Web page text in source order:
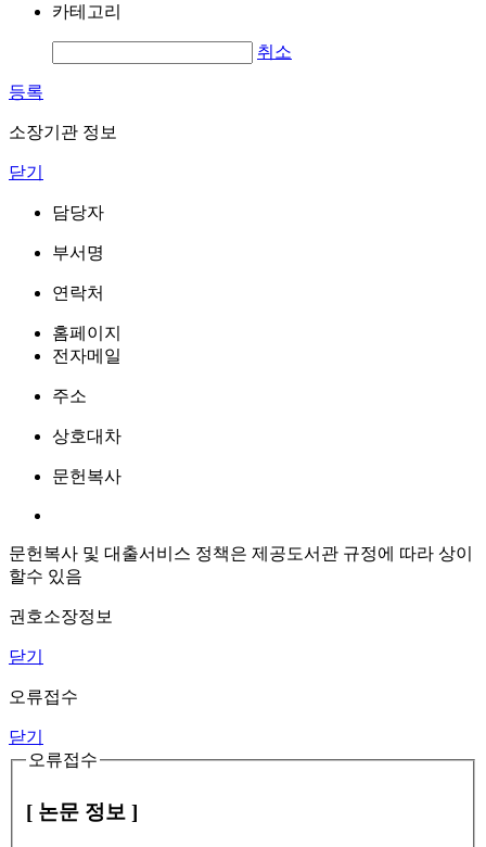
카테고리
취소
등록
소장기관 정보
닫기
담당자
부서명
연락처
홈페이지
전자메일
주소
상호대차
문헌복사
문헌복사 및 대출서비스 정책은 제공도서관 규정에 따라 상이
할수 있음
권호소장정보
닫기
오류접수
닫기
오류접수
[ 논문 정보 ]